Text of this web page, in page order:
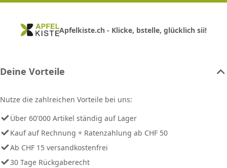
Apfelkiste.ch - Klicke, bstelle, glücklich sii!
Deine Vorteile
Nutze die zahlreichen Vorteile bei uns:
Über 60'000 Artikel ständig auf Lager
Kauf auf Rechnung + Ratenzahlung ab CHF 50
Ab CHF 15 versandkostenfrei
30 Tage Rückgaberecht